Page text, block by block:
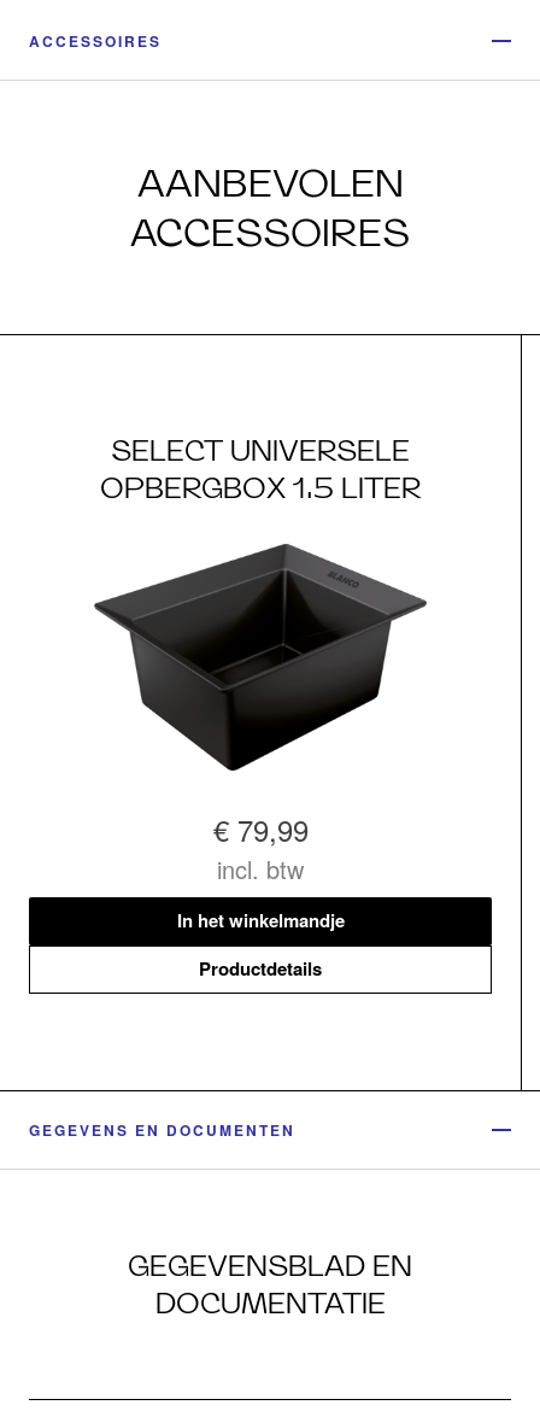
ACCESSOIRES
AANBEVOLEN
ACCESSOIRES
SELECT UNIVERSELE
OPBERGBOX 1.5 LITER
€ 79,99
incl. btw
In het winkelmandje
Productdetails
GEGEVENS EN DOCUMENTEN
GEGEVENSBLAD EN
DOCUMENTATIE